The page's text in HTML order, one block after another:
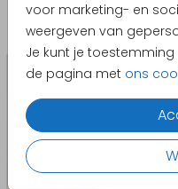
voor marketing- en
weergeven van
Je kunt je
de pagina met ons
Doopsuiker